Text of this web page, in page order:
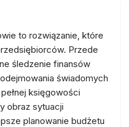
to rozwiązanie, które
Przede
śledzenie finansów
świadomych
księgowości
obraz sytuacji
planowanie budżetu